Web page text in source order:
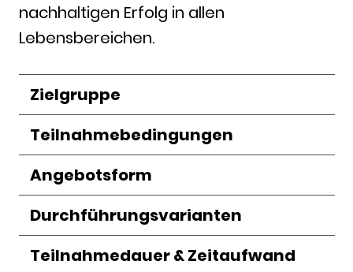
nachhaltigen Erfolg in allen
Lebensbereichen.
Zielgruppe
Teilnahmebedingungen
Angebotsform
Durchführungsvarianten
Teilnahmedauer & Zeitaufwand